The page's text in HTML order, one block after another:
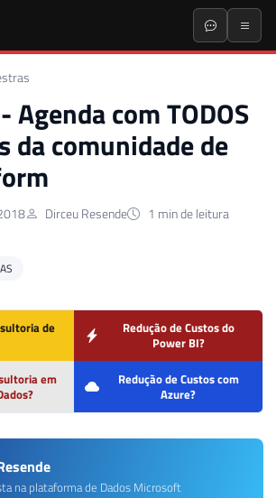
Agenda com TODOS
da comunidade de
Dirceu Resende
1 min de leitura
de
Redução de Custos do
Power BI?
em
Redução de Custos com
Azure?
na plataforma de Dados Microsoft